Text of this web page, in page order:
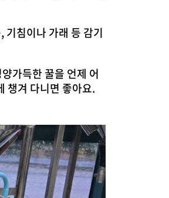
기침이나 가래 등 감기
가득한 꿀을 언제 어
챙겨 다니면 좋아요.